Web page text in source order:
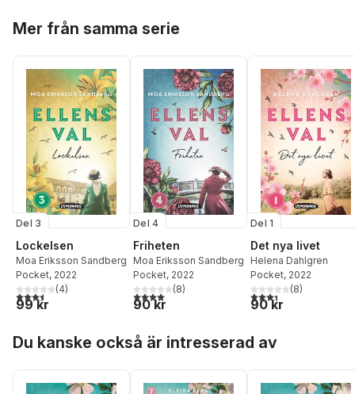
Mer från samma serie
Del 3
Lockelsen
Moa Eriksson Sandberg
Pocket, 2022
3,5utav 5 stjärnor. Totalt antal röster:
(4)
99 kr
Del 4
Friheten
Moa Eriksson Sandberg
Pocket, 2022
4,0utav 5 stjärnor. Totalt antal röster:
(8)
90 kr
Del 1
Det nya livet
Helena Dahlgren
Pocket, 2022
3,4utav 5 stjärnor.
(8)
90 kr
Du kanske också är intresserad av